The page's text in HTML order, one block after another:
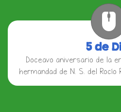
5 de
Doceavo aniversario de la
hermandad de N. S. del Rocío